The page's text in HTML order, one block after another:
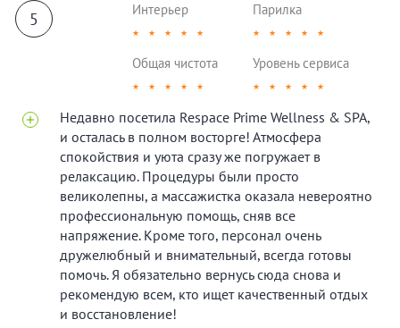
5 Интерьер
★ ★ ★ ★ ★
Парилка
★ ★ ★ ★ ★
Общая чистота
★ ★ ★ ★ ★
Уровень сервиса
★ ★ ★ ★ ★
Недавно посетила Respace Prime Wellness & SPA,
и осталась в полном восторге! Атмосфера
спокойствия и уюта сразу же погружает в
релаксацию. Процедуры были просто
великолепны, а массажистка оказала невероятно
профессиональную помощь, сняв все
напряжение. Кроме того, персонал очень
дружелюбный и внимательный, всегда готовы
помочь. Я обязательно вернусь сюда снова и
рекомендую всем, кто ищет качественный отдых
и восстановление!